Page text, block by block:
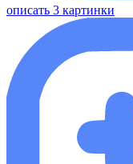
описать 3 картинки